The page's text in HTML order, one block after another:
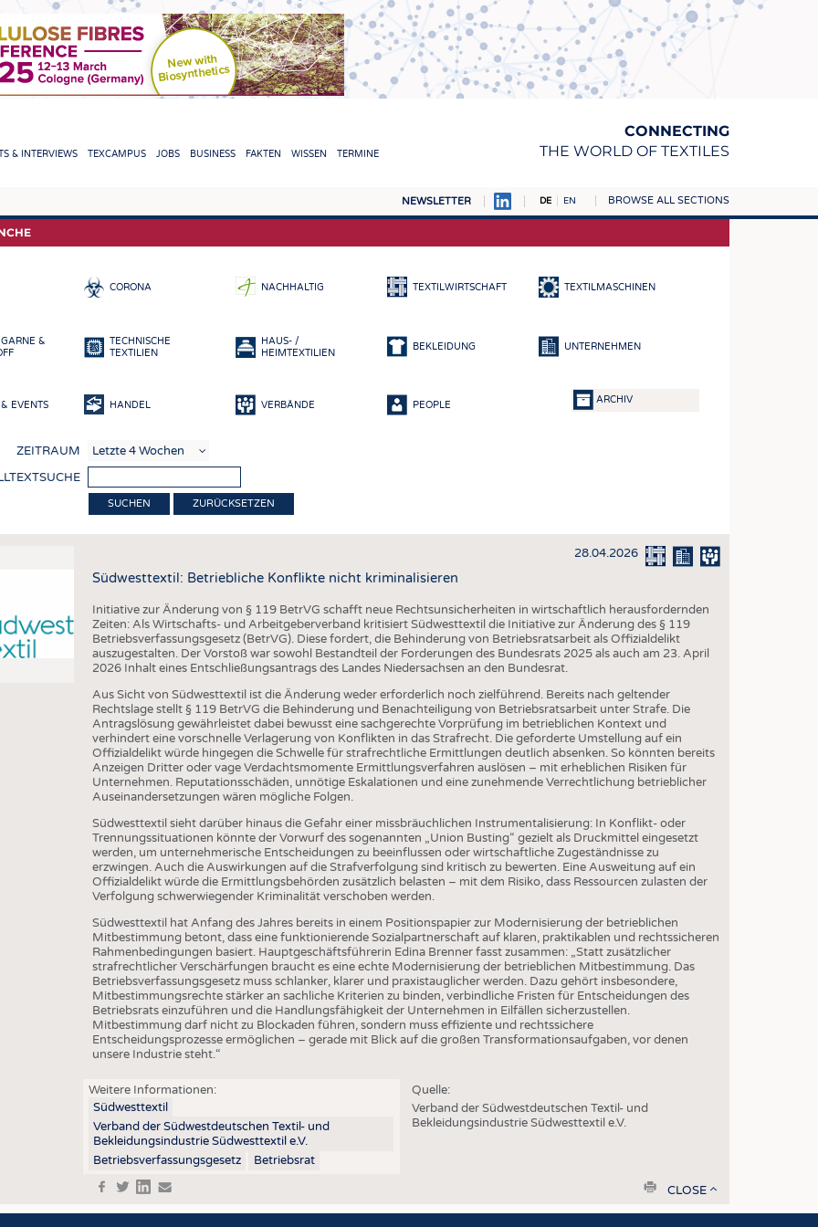
CONNECTING
THE WORLD OF TEXTILES
& INTERVIEWS TEXCAMPUS JOBS BUSINESS FAKTEN WISSEN TERMINE
NEWSLETTER DE EN BROWSE ALL SECTIONS
TEXTILE LEADERSHIP FASERN
GEWEBE
VLIESSTOFFE
NACHHALTIGKEIT
KREISLAUFWIRTSCHAFT
TECHNISCHE TEXTILIEN
SMART TEXTILES
MEDIZIN
HAUS- UND HEIMTEXTILIEN
BEKLEIDUNG
BUSINESS
UNTERNEHMEN
AUSSCHREIBUNGEN
FAKTEN
STATISTICS
TERMINE
BRANCHENTERMINE
CORONA NACHHALTIG TEXTILWIRTSCHAFT TEXTILMASCHINEN
&
TECHNISCHE
TEXTILIEN
HAUS- /
HEIMTEXTILIEN
BEKLEIDUNG UNTERNEHMEN
EVENTS HANDEL VERBÄNDE PEOPLE ARCHIV
ZEITRAUM
ZURÜCKSETZEN
28.04.2026
Südwesttextil: Betriebliche Konflikte nicht kriminalisieren
Initiative zur Änderung von § 119 BetrVG schafft neue Rechtsunsicherheiten in wirtschaftlich herausfordernden
Zeiten: Als Wirtschafts- und Arbeitgeberverband kritisiert Südwesttextil die Initiative zur Änderung des § 119
Betriebsverfassungsgesetz (BetrVG). Diese fordert, die Behinderung von Betriebsratsarbeit als Offizialdelikt
auszugestalten. Der Vorstoß war sowohl Bestandteil der Forderungen des Bundesrats 2025 als auch am 23. April
2026 Inhalt eines Entschließungsantrags des Landes Niedersachsen an den Bundesrat.
Aus Sicht von Südwesttextil ist die Änderung weder erforderlich noch zielführend. Bereits nach geltender
Rechtslage stellt § 119 BetrVG die Behinderung und Benachteiligung von Betriebsratsarbeit unter Strafe. Die
Antragslösung gewährleistet dabei bewusst eine sachgerechte Vorprüfung im betrieblichen Kontext und
verhindert eine vorschnelle Verlagerung von Konflikten in das Strafrecht. Die geforderte Umstellung auf ein
Offizialdelikt würde hingegen die Schwelle für strafrechtliche Ermittlungen deutlich absenken. So könnten bereits
Anzeigen Dritter oder vage Verdachtsmomente Ermittlungsverfahren auslösen – mit erheblichen Risiken für
Unternehmen. Reputationsschäden, unnötige Eskalationen und eine zunehmende Verrechtlichung betrieblicher
Auseinandersetzungen wären mögliche Folgen.
Südwesttextil sieht darüber hinaus die Gefahr einer missbräuchlichen Instrumentalisierung: In Konflikt- oder
Trennungssituationen könnte der Vorwurf des sogenannten „Union Busting“ gezielt als Druckmittel eingesetzt
werden, um unternehmerische Entscheidungen zu beeinflussen oder wirtschaftliche Zugeständnisse zu
erzwingen. Auch die Auswirkungen auf die Strafverfolgung sind kritisch zu bewerten. Eine Ausweitung auf ein
Offizialdelikt würde die Ermittlungsbehörden zusätzlich belasten – mit dem Risiko, dass Ressourcen zulasten der
Verfolgung schwerwiegender Kriminalität verschoben werden.
Südwesttextil hat Anfang des Jahres bereits in einem Positionspapier zur Modernisierung der betrieblichen
Mitbestimmung betont, dass eine funktionierende Sozialpartnerschaft auf klaren, praktikablen und rechtssicheren
Rahmenbedingungen basiert. Hauptgeschäftsführerin Edina Brenner fasst zusammen: „Statt zusätzlicher
strafrechtlicher Verschärfungen braucht es eine echte Modernisierung der betrieblichen Mitbestimmung. Das
Betriebsverfassungsgesetz muss schlanker, klarer und praxistauglicher werden. Dazu gehört insbesondere,
Mitbestimmungsrechte stärker an sachliche Kriterien zu binden, verbindliche Fristen für Entscheidungen des
Betriebsrats einzuführen und die Handlungsfähigkeit der Unternehmen in Eilfällen sicherzustellen.
Mitbestimmung darf nicht zu Blockaden führen, sondern muss effiziente und rechtssichere
Entscheidungsprozesse ermöglichen – gerade mit Blick auf die großen Transformationsaufgaben, vor denen
unsere Industrie steht.“
Weitere Informationen:
Südwesttextil
Verband der Südwestdeutschen Textil- und
Bekleidungsindustrie Südwesttextil e.V.
Betriebsverfassungsgesetz
Betriebsrat
Quelle:
Verband der Südwestdeutschen Textil- und
Bekleidungsindustrie Südwesttextil e.V.
in print
CLOSE